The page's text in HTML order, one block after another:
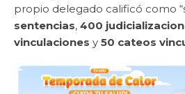
propio delegado calificó como
sentencias, 400
vinculaciones y 50 cateos